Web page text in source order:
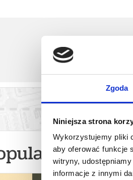
Zgoda
Niniejsza strona
Wykorzystujemy pliki
aby oferować funkcje
witryny,
informacje z innymi
w